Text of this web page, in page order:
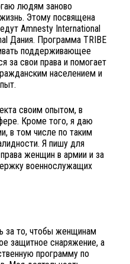
людям заново
Этому посвящена
Amnesty International
Дания. Программа TRIBE
поддерживающее
за свои права и помогает
населением и
своим опытом, в
Кроме того, я даю
в том числе по таким
Я пишу для
женщин в армии и за
военнослужащих
за то, чтобы женщинам
защитное снаряжение, а
программу по